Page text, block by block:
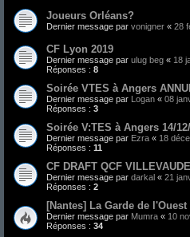
Joueurs Orléans?
Dernier message par vonigner « 28
CF Lyon 2019
Dernier message par ulug beg « 18
Réponses : 8
Soirée VTES à Angers
Dernier message par Logan « 08
Réponses : 3
Soirée V:TES à Angers 14/
Dernier message par Ezra « 18
Réponses : 11
CF DRAFT QCF VILLEVAUDE
Dernier message par darkal « 21
Réponses : 2
[Nantes] La Garde de
Dernier message par Mumra « 10
Réponses : 34